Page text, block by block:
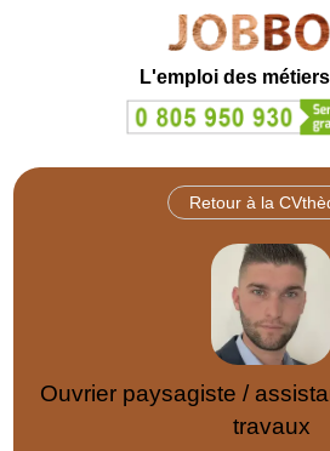
L'emploi des
Retour à la
Ouvrier paysagiste /
travaux